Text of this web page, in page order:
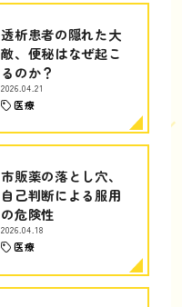
透析患者の隠れた大
敵、便秘はなぜ起こ
るのか？
2026.04.21
医療
市販薬の落とし穴、
自己判断による服用
の危険性
2026.04.18
医療